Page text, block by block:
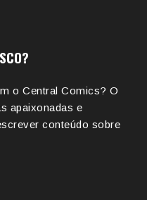
o Central Comics? O
apaixonadas e
conteúdo sobre